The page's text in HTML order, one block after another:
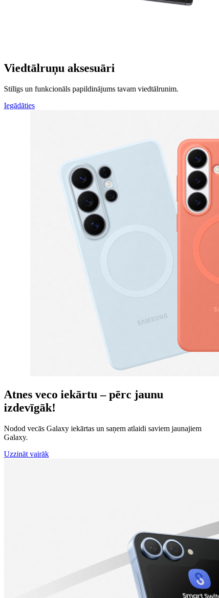
Viedtālruņu aksesuāri
Stilīgs un funkcionāls papildinājums tavam viedtālrunim.
Iegādāties
Atnes veco iekārtu – pērc jaunu
izdevīgāk!
Nodod vecās Galaxy iekārtas un saņem atlaidi saviem jaunajiem
Galaxy.
Uzzināt vairāk